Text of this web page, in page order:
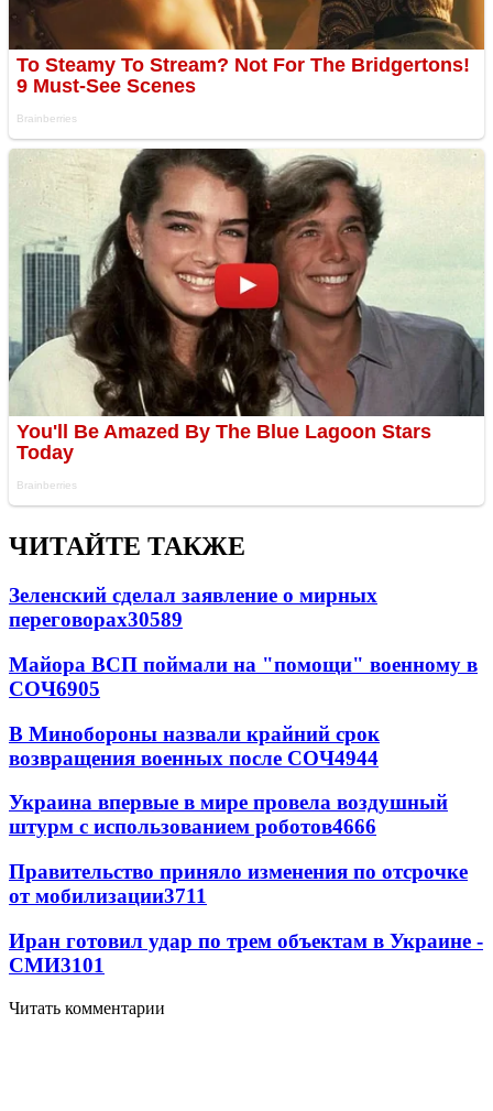
ЧИТАЙТЕ ТАКЖЕ
Зеленский сделал заявление о мирных
переговорах30589
Майора ВСП поймали на "помощи" военному в
СОЧ6905
В Минобороны назвали крайний срок
возвращения военных после СОЧ4944
Украина впервые в мире провела воздушный
штурм с использованием роботов4666
Правительство приняло изменения по отсрочке
от мобилизации3711
Иран готовил удар по трем объектам в Украине -
СМИ3101
Читать комментарии